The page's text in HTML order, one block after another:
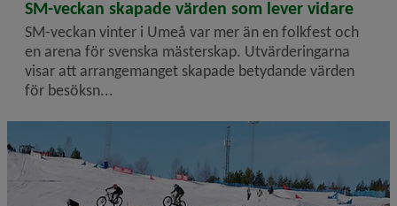
2026-06-25
SM-veckan skapade värden som lever vidare
SM-veckan vinter i Umeå var mer än en folkfest och
en arena för svenska mästerskap. Utvärderingarna
visar att arrangemanget skapade betydande värden
för besöksn...